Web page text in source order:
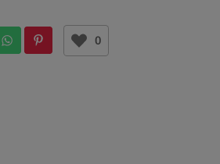
0